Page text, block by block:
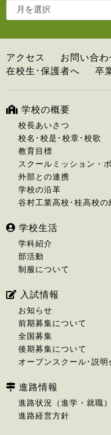
アクセス お問い合わ
在校生･保護者へ
卒
学校の概要
校長あいさつ
校名･校是･校章･校歌
教育目標
スクールミッション・
外部との連携
学校の沿革
谷村工業高校･桂高校の
学校生活
学科紹介
部活動
制服について
入試情報
お知らせ
前期募集について
全国募集
後期募集について
オープンスクール･説明
進路情報
進路状況（進学・就職）
進路経営方針